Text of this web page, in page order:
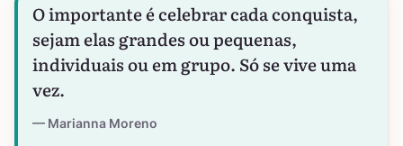
O importante é celebrar cada conquista,
sejam elas grandes ou pequenas,
individuais ou em grupo. Só se vive uma
vez.
Marianna Moreno